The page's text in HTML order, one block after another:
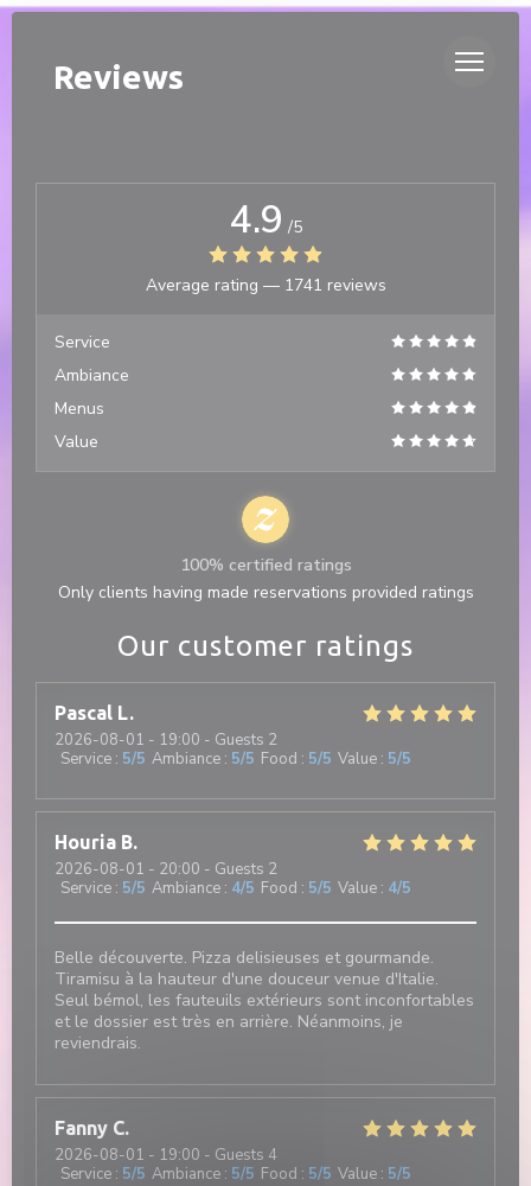
Personalizing your cookie choices
DUETTO
Reviews
Our customer ratings
Pascal L
2026-08-01 - 19:00 - Guests 2
Service : 5/5 Ambiance : 5/5 Food : 5/5 Value : 5/5
Houria B
2026-08-01 - 20:00 - Guests 2
Service : 5/5 Ambiance : 4/5 Food : 5/5 Value : 4/5
Belle découverte. Pizza delisieuses et gourmande.
Tiramisu à la hauteur d'une douceur venue d'Italie.
Seul bémol, les fauteuils extérieurs sont inconfortables
et le dossier est très en arrière. Néanmoins, je
reviendrais.
Fanny C
2026-08-01 - 19:00 - Guests 4
Service : 5/5 Ambiance : 5/5 Food : 5/5 Value : 5/5
4.9 /5
Average rating — 1741 reviews
Service
Ambiance
Menus
Value
100% certified ratings
Only clients having made reservations provided ratings